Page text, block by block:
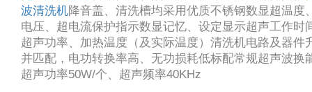
波清洗机降音盖、清洗槽均采用优质不锈钢数显超温度
电压、超电流保护指示数显记忆、设定显示超声工作时
超声功率、加热温度（及实际温度）清洗机电路及器件
并匹配，电功转换率高、无功损耗低标配常规超声波换
超声功率50W/个、超声频率40KHz